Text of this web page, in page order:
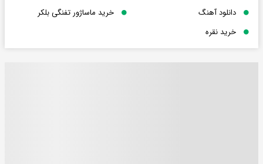
دانلود آهنگ
خرید ماساژور تفنگی بلکر
خرید نقره